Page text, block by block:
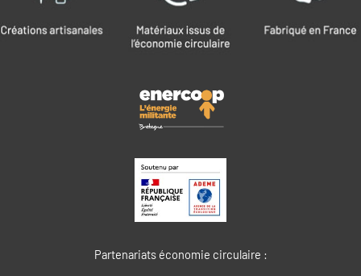
Partenariats économie circulaire :